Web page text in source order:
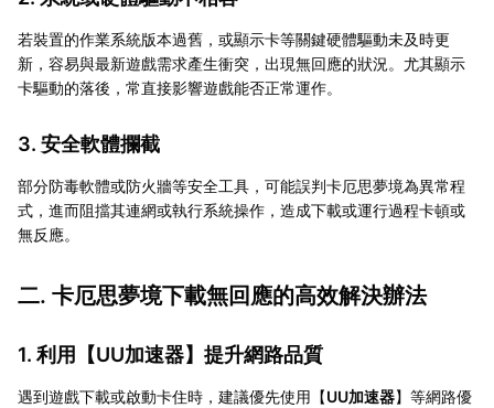
若裝置的作業系統版本過舊，或顯示卡等關鍵硬體驅動未及時更
新，容易與最新遊戲需求產生衝突，出現無回應的狀況。尤其顯示
卡驅動的落後，常直接影響遊戲能否正常運作。
3. 安全軟體攔截
部分防毒軟體或防火牆等安全工具，可能誤判卡厄思夢境為異常程
式，進而阻擋其連網或執行系統操作，造成下載或運行過程卡頓或
無反應。
二. 卡厄思夢境下載無回應的高效解決辦法
1. 利用【UU加速器】提升網路品質
遇到遊戲下載或啟動卡住時，建議優先使用【UU加速器】等網路優